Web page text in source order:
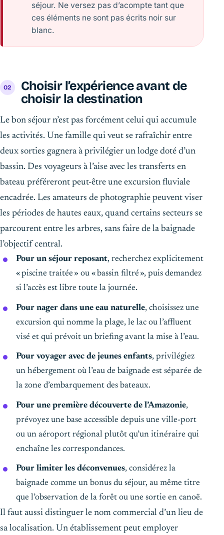
séjour. Ne versez pas d’acompte tant que
ces éléments ne sont pas écrits noir sur
blanc.
Choisir l’expérience avant de
choisir la destination
Le bon séjour n’est pas forcément celui qui accumule
les activités. Une famille qui veut se rafraîchir entre
deux sorties gagnera à privilégier un lodge doté d’un
bassin. Des voyageurs à l’aise avec les transferts en
bateau préféreront peut-être une excursion fluviale
encadrée. Les amateurs de photographie peuvent viser
les périodes de hautes eaux, quand certains secteurs se
parcourent entre les arbres, sans faire de la baignade
l’objectif central.
Pour un séjour reposant, recherchez explicitement
« piscine traitée » ou « bassin filtré », puis demandez
si l’accès est libre toute la journée.
Pour nager dans une eau naturelle, choisissez une
excursion qui nomme la plage, le lac ou l’affluent
visé et qui prévoit un briefing avant la mise à l’eau.
Pour voyager avec de jeunes enfants, privilégiez
un hébergement où l’eau de baignade est séparée de
la zone d’embarquement des bateaux.
Pour une première découverte de l’Amazonie,
prévoyez une base accessible depuis une ville-port
ou un aéroport régional plutôt qu’un itinéraire qui
enchaîne les correspondances.
Pour limiter les déconvenues, considérez la
baignade comme un bonus du séjour, au même titre
que l’observation de la forêt ou une sortie en canoë.
Il faut aussi distinguer le nom commercial d’un lieu de
sa localisation. Un établissement peut employer